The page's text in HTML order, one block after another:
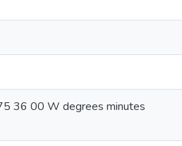
36 00 W degrees minutes